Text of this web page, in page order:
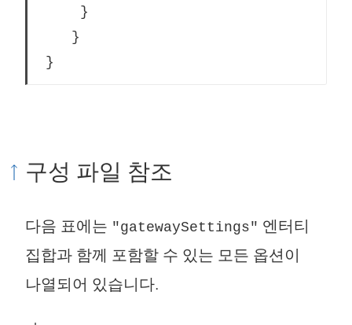
구성 파일 참조
다음 표에는 "gatewaySettings" 엔터티
집합과 함께 포함할 수 있는 모든 옵션이
나열되어 있습니다.